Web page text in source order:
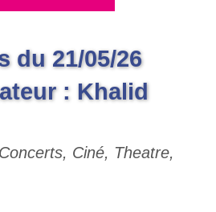
du 21/05/26
: Khalid
Ciné, Theatre,